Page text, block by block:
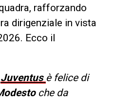
rafforzando
dirigenziale in vista
Ecco il
Juventus è felice di
che da